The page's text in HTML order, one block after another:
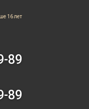
16 лет
89
89